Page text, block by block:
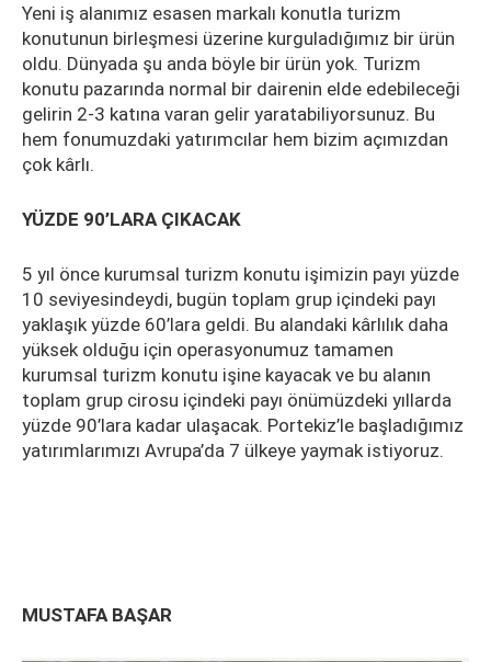
Yeni iş alanımız esasen markalı konutla turizm
konutunun birleşmesi üzerine kurguladığımız bir ürün
oldu. Dünyada şu anda böyle bir ürün yok. Turizm
konutu pazarında normal bir dairenin elde edebileceği
gelirin 2-3 katına varan gelir yaratabiliyorsunuz. Bu
hem fonumuzdaki yatırımcılar hem bizim açımızdan
çok kârlı.
YÜZDE 90’LARA ÇIKACAK
5 yıl önce kurumsal turizm konutu işimizin payı yüzde
10 seviyesindeydi, bugün toplam grup içindeki payı
yaklaşık yüzde 60’lara geldi. Bu alandaki kârlılık daha
yüksek olduğu için operasyonumuz tamamen
kurumsal turizm konutu işine kayacak ve bu alanın
toplam grup cirosu içindeki payı önümüzdeki yıllarda
yüzde 90’lara kadar ulaşacak. Portekiz’le başladığımız
yatırımlarımızı Avrupa’da 7 ülkeye yaymak istiyoruz.
MUSTAFA BAŞAR